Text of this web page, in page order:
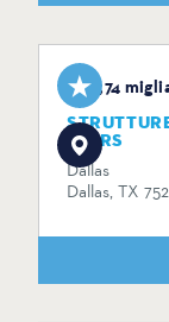
3,74
STARS
Dallas
Dallas, TX